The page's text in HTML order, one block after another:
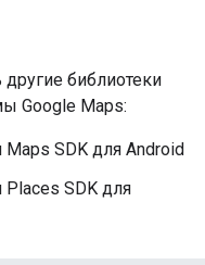
другие библиотеки
Google Maps:
Maps SDK для Android
Places SDK для